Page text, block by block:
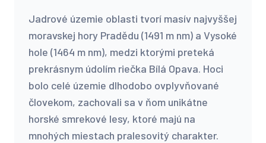
Jadrové územie oblasti tvorí masív najvyššej
moravskej hory Pradědu (1491 m nm) a Vysoké
hole (1464 m nm), medzi ktorými preteká
prekrásnym údolím riečka Bílá Opava. Hoci
bolo celé územie dlhodobo ovplyvňované
človekom, zachovali sa v ňom unikátne
horské smrekové lesy, ktoré majú na
mnohých miestach pralesovitý charakter.